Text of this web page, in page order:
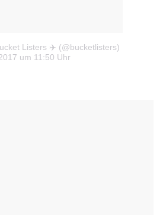
Listers ✈️ (@bucketlisters)
um 11:50 Uhr